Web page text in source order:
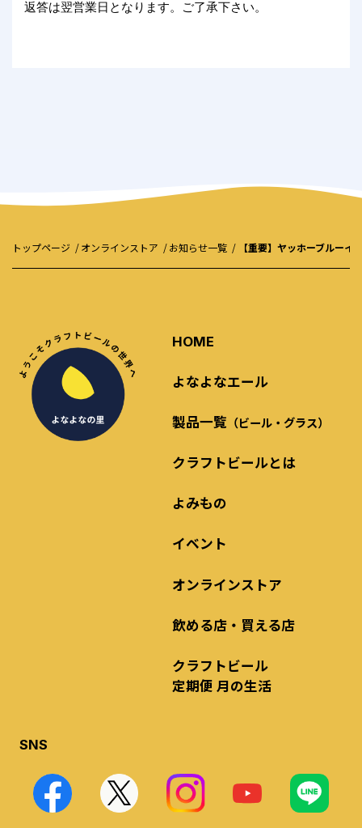
返答は翌営業日となります。ご了承下さい。
トップページ オンラインストア お知らせ一覧 【重要】ヤッホーブルー
HOME
よなよなエール
製品一覧 （ビール・グラス）
クラフトビールとは
よみもの
イベント
オンラインストア
飲める店・買える店
クラフトビール
定期便 月の生活
SNS